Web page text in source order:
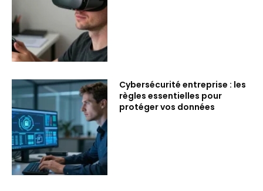
Cybersécurité entreprise : les
règles essentielles pour
protéger vos données